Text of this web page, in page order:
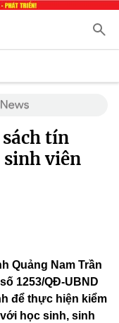
tín
viên
Quảng Nam Trần
1253/QĐ-UBND
để thực hiện kiểm
học sinh, sinh